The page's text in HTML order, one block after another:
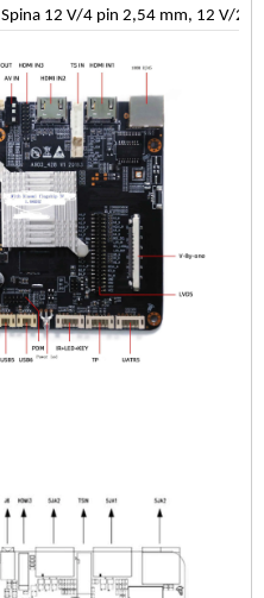
Spina 12 V/4 pin 2,54 mm, 12 V/2,5